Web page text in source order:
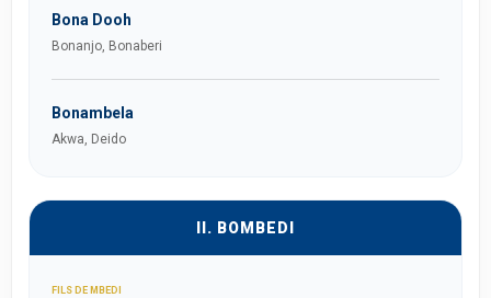
Bona Dooh
Bonanjo, Bonaberi
Bonambela
Akwa, Deido
II. BOMBEDI
FILS DE MBEDI